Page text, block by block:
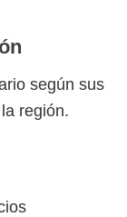
según sus
región.